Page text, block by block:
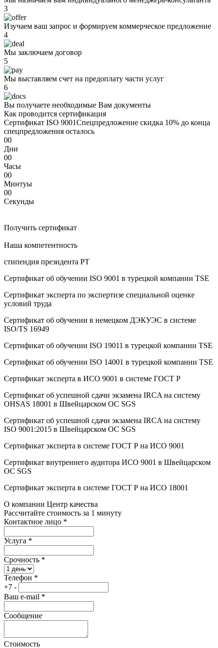
3
Изучаем ваш запрос и формируем коммерческое предложение
4
Мы заключаем договор
5
Мы выставляем счет на предоплату части услуг
6
Вы получаете необходимые Вам документы
Как проводится сертификация
Сертификат ISO 9001Спецпредложение скидка 10% до конца
спецпредложения осталось
00
Дни
00
Часы
00
Минтуы
00
Секунды
Получить сертификат
Наша компетентность
стипендия президента РТ
Сертификат об oбучeнии ISO 9001 в турецкой компании TSE
Сертификат эксперта по экспертизе специальной оценке
условий труда
Сертификат об oбучeнии в немецком ДЭКУЭС в системе
ISO/TS 16949
Сертификат об oбучeнии ISO 19011 в турецкой компании TSE
Сертификат об oбучeнии ISO 14001 в турецкой компании TSE
Сертификат эксперта в ИСО 9001 в системе ГОСТ Р
Сертификат об успешной сдачи экзамена IRCA на систему
OHSAS 18001 в Швейцарском ОС SGS
Сертификат об успешной сдачи экзамена IRCA на систему
ISO 9001:2015 в Швейцарском ОС SGS
Сертификат эксперта в системе ГОСТ Р на ИСО 9001
Сертификат внутреннего аудитора ИСО 9001 в Швейцарском
ОС SGS
Сертификат эксперта в системе ГОСТ Р на ИСО 18001
О компании Центр качества
Рассчитайте стоимость за 1 минуту
Контактное лицо *
Услуга *
Срочность *
Телефон *
+7 -
Ваш e-mail *
Сообщение
Стоимость